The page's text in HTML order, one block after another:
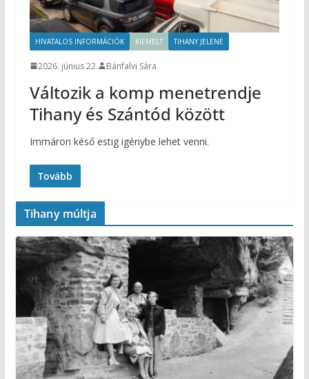
HIVATALOS INFORMÁCIÓK KIEMELT TIHANY JELENE
2026. június 22. Bánfalvi Sára
Változik a komp menetrendje
Tihany és Szántód között
Immáron késő estig igénybe lehet venni.
Tovább
Tihany múltja